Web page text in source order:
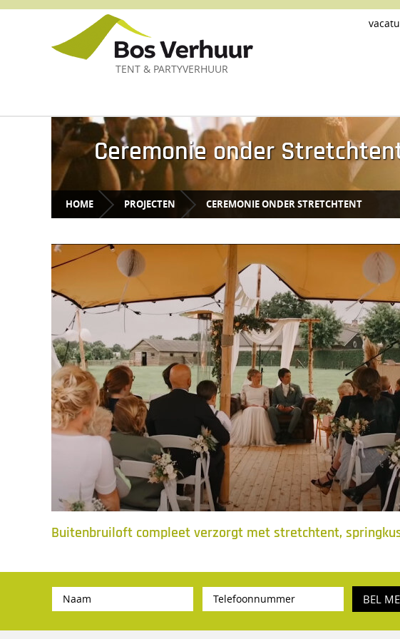
TENT & PARTYVERHUUR
Ceremonie onder
HOME PROJECTEN CEREMONIE ONDER STRETCHTENT
Buitenbruiloft compleet verzorgt met stretchtent,
BEL